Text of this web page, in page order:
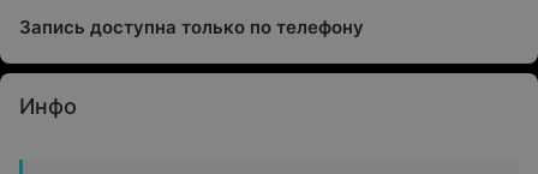
Запись доступна только по телефону
Инфо